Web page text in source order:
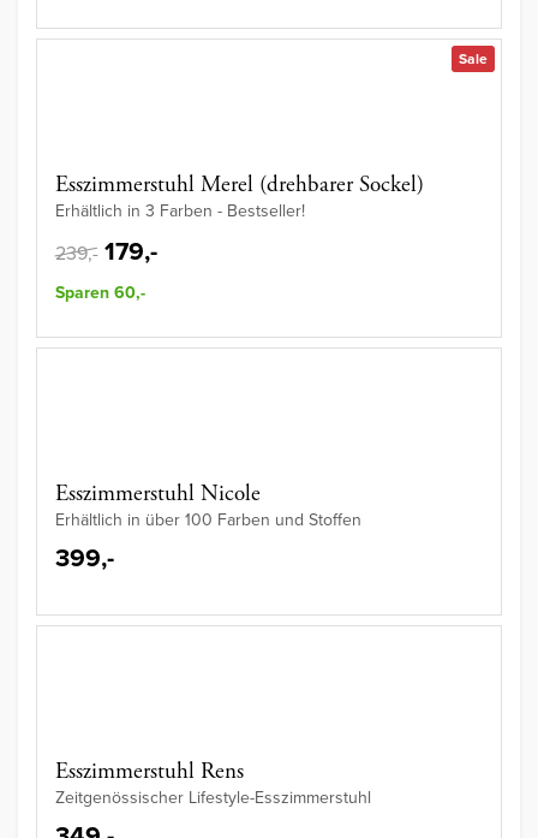
Sale
Esszimmerstuhl Merel (drehbarer Sockel)
Erhältlich in 3 Farben - Bestseller!
239,- 179,-
Sparen 60,-
Esszimmerstuhl Nicole
Erhältlich in über 100 Farben und Stoffen
399,-
Esszimmerstuhl Rens
Zeitgenössischer Lifestyle-Esszimmerstuhl